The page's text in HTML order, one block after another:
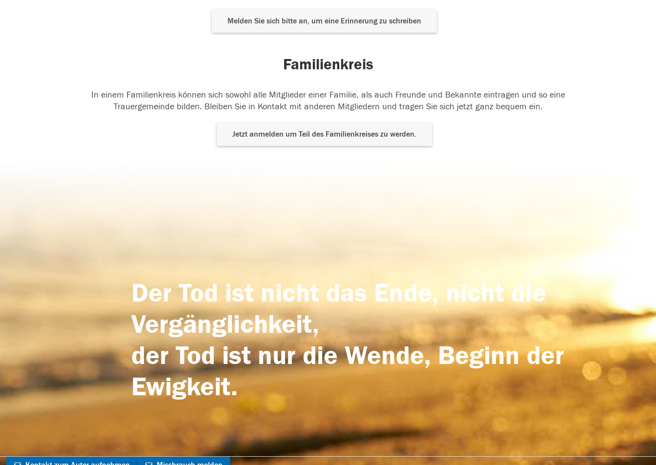
Melden Sie sich bitte an, um eine Erinnerung zu schreiben
Familienkreis
In einem Familienkreis können sich sowohl alle Mitglieder einer Familie, als auch Freunde und Bekannte eintragen und so eine
Trauergemeinde bilden. Bleiben Sie in Kontakt mit anderen Mitgliedern und tragen Sie sich jetzt ganz bequem ein.
Jetzt anmelden um Teil des Familienkreises zu werden.
Der Tod ist nicht das Ende, nicht die
Vergänglichkeit,
der Tod ist nur die Wende, Beginn der
Ewigkeit.